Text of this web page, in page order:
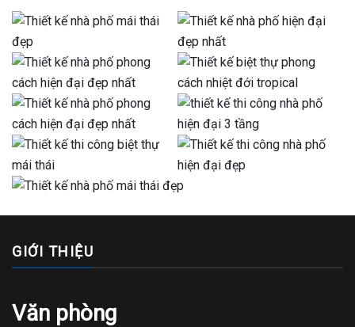
GIỚI THIỆU
Văn phòng